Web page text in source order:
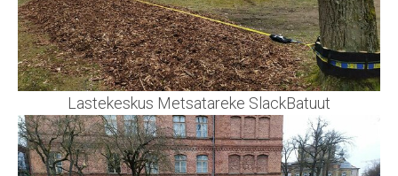
Lastekeskus Metsatareke SlackBatuut